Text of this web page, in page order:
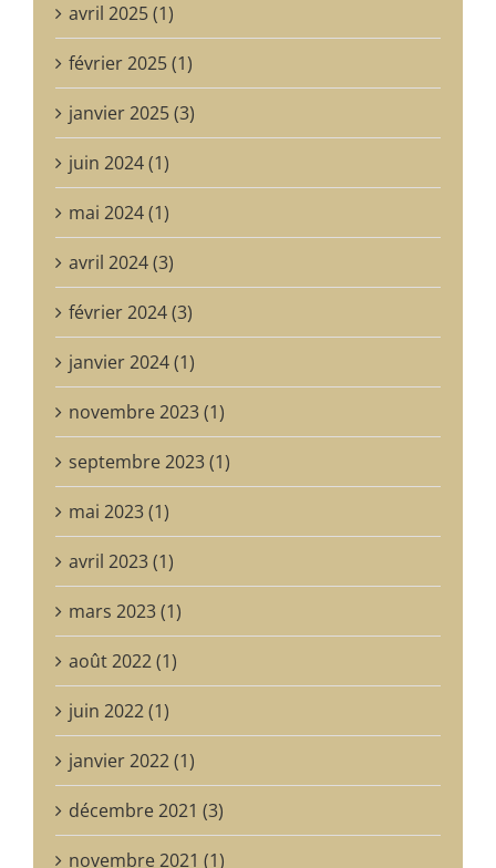
avril 2025 (1)
février 2025 (1)
janvier 2025 (3)
juin 2024 (1)
mai 2024 (1)
avril 2024 (3)
février 2024 (3)
janvier 2024 (1)
novembre 2023 (1)
septembre 2023 (1)
mai 2023 (1)
avril 2023 (1)
mars 2023 (1)
août 2022 (1)
juin 2022 (1)
janvier 2022 (1)
décembre 2021 (3)
novembre 2021 (1)